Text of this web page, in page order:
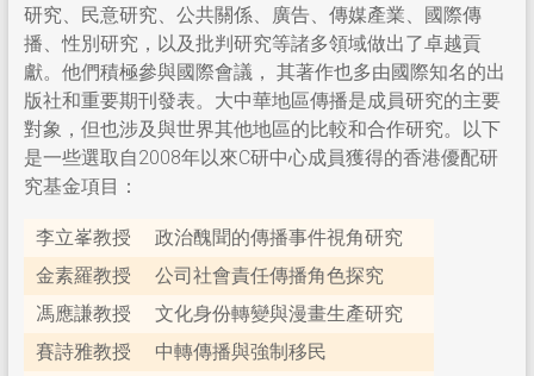
研究、民意研究、公共關係、廣告、傳媒產業、國際傳
播、性別研究，以及批判研究等諸多領域做出了卓越貢
獻。他們積極參與國際會議， 其著作也多由國際知名的出
版社和重要期刊發表。大中華地區傳播是成員研究的主要
對象，但也涉及與世界其他地區的比較和合作研究。以下
是一些選取自2008年以來C研中心成員獲得的香港優配研
究基金項目：
李立峯教授
政治醜聞的傳播事件視角研究
金素羅教授
公司社會責任傳播角色探究
馮應謙教授
文化身份轉變與漫畫生產研究
賽詩雅教授
中轉傳播與強制移民